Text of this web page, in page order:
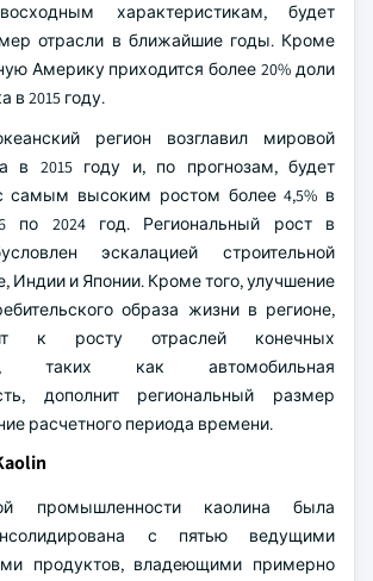
характеристикам, будет
отрасли в ближайшие годы. Кроме
Америку приходится более 20% доли
в 2015 году.
регион возглавил мировой
в 2015 году и, по прогнозам, будет
самым высоким ростом более 4,5% в
по 2024 год. Региональный рост в
эскалацией строительной
Индии и Японии. Кроме того, улучшение
образа жизни в регионе,
к росту отраслей конечных
таких как автомобильная
дополнит региональный размер
расчетного периода времени.
промышленности каолина была
с пятью ведущими
продуктов, владеющими примерно